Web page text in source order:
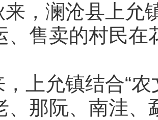
来，澜沧县上允
、售卖的村民在
上允镇结合“
、那阮、南洼